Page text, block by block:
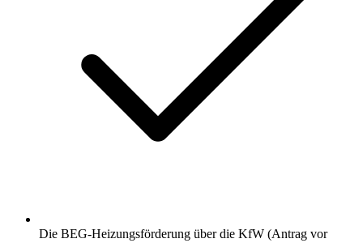
Die BEG-Heizungsförderung über die KfW (Antrag vor